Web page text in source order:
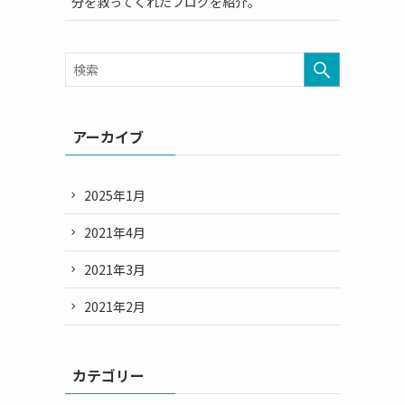
アーカイブ
2025年1月
2021年4月
2021年3月
2021年2月
カテゴリー